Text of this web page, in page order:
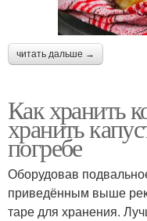
читать дальше →
Как хранить
хранить
погребе
Оборудовав
приведённым выше
таре для хранения.